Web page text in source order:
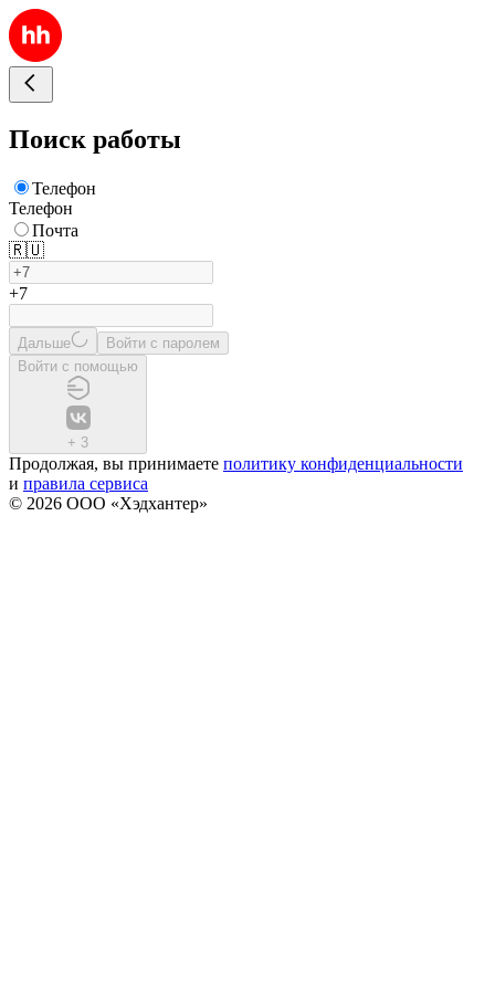
Поиск работы
Телефон
Телефон
Почта
🇷🇺
+7
Дальше
Войти с паролем
Войти с помощью
+ 3
Продолжая, вы принимаете политику конфиденциальности
и правила сервиса
© 2026 ООО «Хэдхантер»